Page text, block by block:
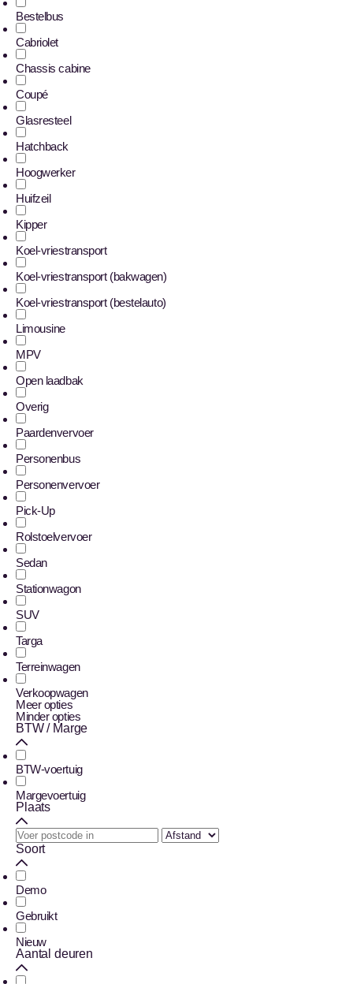
Bestelbus
Cabriolet
Chassis cabine
Coupé
Glasresteel
Hatchback
Hoogwerker
Huifzeil
Kipper
Koel-vriestransport
Koel-vriestransport (bakwagen)
Koel-vriestransport (bestelauto)
Limousine
MPV
Open laadbak
Overig
Paardenvervoer
Personenbus
Personenvervoer
Pick-Up
Rolstoelvervoer
Sedan
Stationwagon
SUV
Targa
Terreinwagen
Verkoopwagen
Meer opties
Minder opties
BTW / Marge
BTW-voertuig
Margevoertuig
Plaats
Soort
Demo
Gebruikt
Nieuw
Aantal deuren